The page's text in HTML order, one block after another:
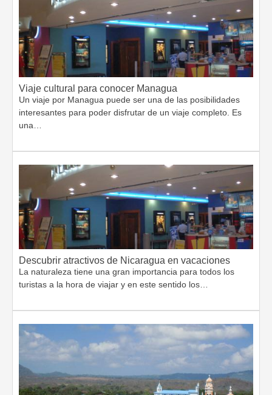
Viaje cultural para conocer Managua
Un viaje por Managua puede ser una de las posibilidades
interesantes para poder disfrutar de un viaje completo. Es
una…
Descubrir atractivos de Nicaragua en vacaciones
La naturaleza tiene una gran importancia para todos los
turistas a la hora de viajar y en este sentido los…